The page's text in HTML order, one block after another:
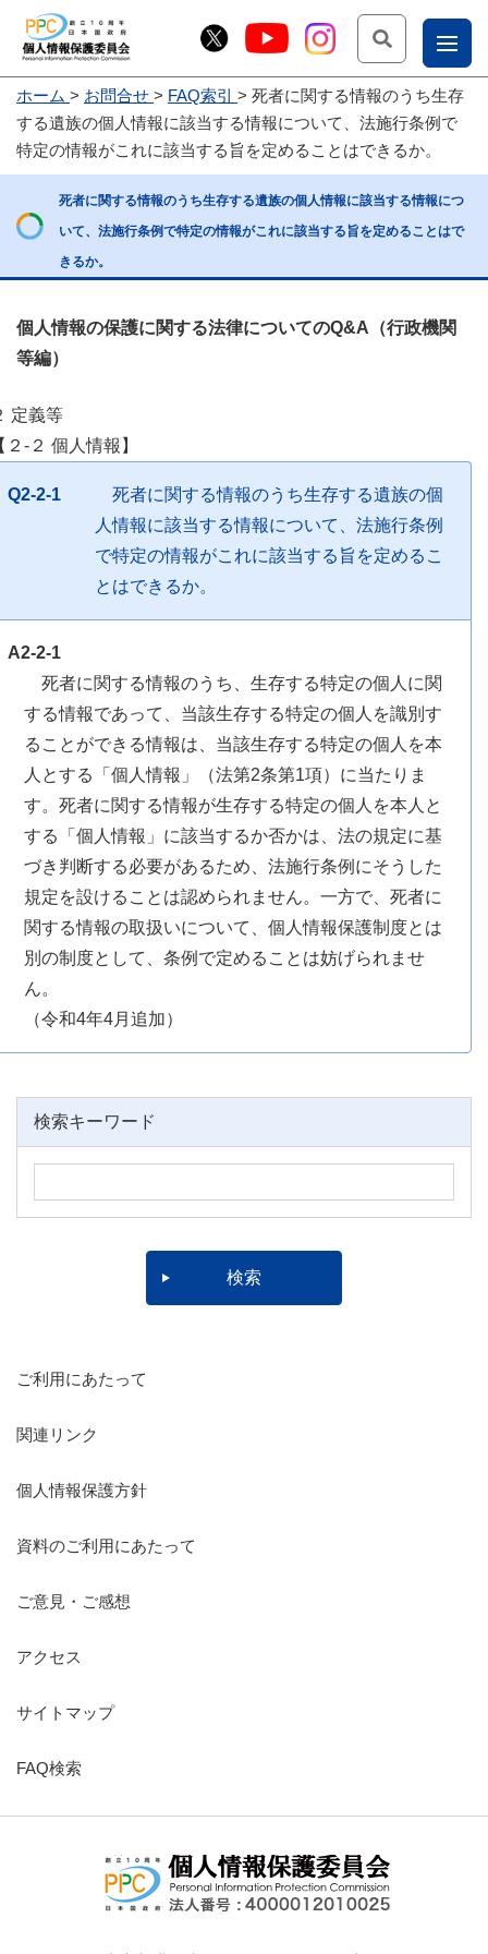
お
問
合
せ
こー
ー部
ホーム お問合せ FAQ索引
死者に関する情報のうち生存
する遺族の個人情報に該当する情報について、法施行条例で
特定の情報がこれに該当する旨を定めることはできるか。
死者に関する情報のうち生存する遺族の個人情報に該当する情報につ
いて、法施行条例で特定の情報がこれに該当する旨を定めることはで
きるか。
個人情報の保護に関する法律についてのQ&A（行政機関
等編）
定義等
２-２ 個人情報】
Q2-2-1
死者に関する情報のうち生存する遺族の個
人情報に該当する情報について、法施行条例
で特定の情報がこれに該当する旨を定めるこ
とはできるか。
A2-2-1
死者に関する情報のうち、生存する特定の個人に関
する情報であって、当該生存する特定の個人を識別す
ることができる情報は、当該生存する特定の個人を本
人とする「個人情報」（法第2条第1項）に当たりま
す。死者に関する情報が生存する特定の個人を本人と
する「個人情報」に該当するか否かは、法の規定に基
づき判断する必要があるため、法施行条例にそうした
規定を設けることは認められません。一方で、死者に
関する情報の取扱いについて、個人情報保護制度とは
別の制度として、条例で定めることは妨げられませ
ん。
（令和4年4月追加）
検索キーワード
ご利用にあたって
関連リンク
個人情報保護方針
資料のご利用にあたって
ご意見・ご感想
アクセス
サイトマップ
FAQ検索